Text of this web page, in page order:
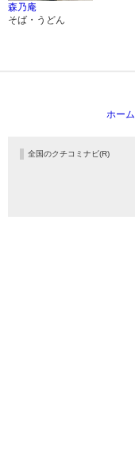
森乃庵
そば・うどん
ホーム
全国のクチコミナビ(R)